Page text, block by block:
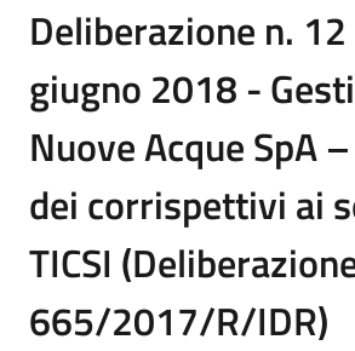
Deliberazione n.
giugno 2018 -
Nuove Acque SpA
dei corrispettivi ai
TICSI
665/2017/R/IDR)